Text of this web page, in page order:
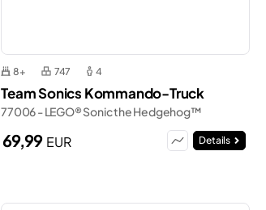
8+ 747 4
Team Sonics Kommando-Truck
77006 - LEGO® Sonic the Hedgehog™
69,99 EUR Details